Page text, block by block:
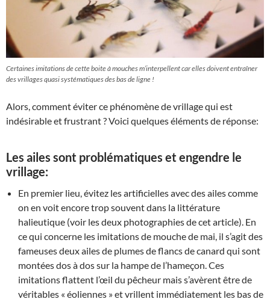
Certaines imitations de cette boite à mouches m’interpellent car elles doivent entraîner
des vrillages quasi systématiques des bas de ligne !
Alors, comment éviter ce phénomène de vrillage qui est
indésirable et frustrant ? Voici quelques éléments de réponse:
Les ailes sont problématiques et engendre le
vrillage:
En premier lieu, évitez les artificielles avec des ailes comme
on en voit encore trop souvent dans la littérature
halieutique (voir les deux photographies de cet article). En
ce qui concerne les imitations de mouche de mai, il s’agit des
fameuses deux ailes de plumes de flancs de canard qui sont
montées dos à dos sur la hampe de l’hameçon. Ces
imitations flattent l’œil du pêcheur mais s’avèrent être de
véritables « éoliennes » et vrillent immédiatement les bas de